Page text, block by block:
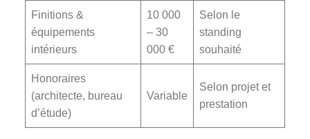
Finitions &
équipements
intérieurs
10 000
– 30
000 €
Selon le
standing
souhaité
Honoraires
(architecte, bureau
d’étude)
Variable
Selon projet et
prestation